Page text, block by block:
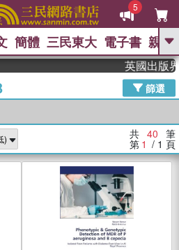
5
GO
熱搜： 高希均教授回憶錄
、 The Odyssey 、 父親節 、 如果歷
獎 臺灣漫遊錄 、 方念華 、 台灣的李
登輝時代
數學女孩：黎曼猜想 、
偉大的迷走神經
簡體 三民東大 電子書 親子
英國出版界指標
篩選
共 40 筆
第 1 / 1 頁